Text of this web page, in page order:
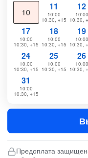
10
11
10:00
10:30, +15
12
10:00
10:30,
17
10:00
10:30, +15
18
10:00
10:30, +15
19
10:00
10:30,
24
10:00
10:30, +15
25
10:00
10:30, +15
26
10:00
10:30,
31
10:00
10:30, +15
Предоплата